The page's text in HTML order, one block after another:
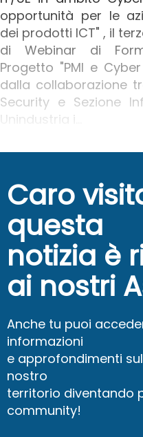
opportunità per le
dei prodotti ICT" , il
di Webinar di
Progetto "PMI e
dalla collaborazione
Security e Sezione
Unindustria i...
Caro
questa
notizia è
ai nostri
Anche tu puoi
informazioni
e approfondimenti
nostro
territorio diventando
community!